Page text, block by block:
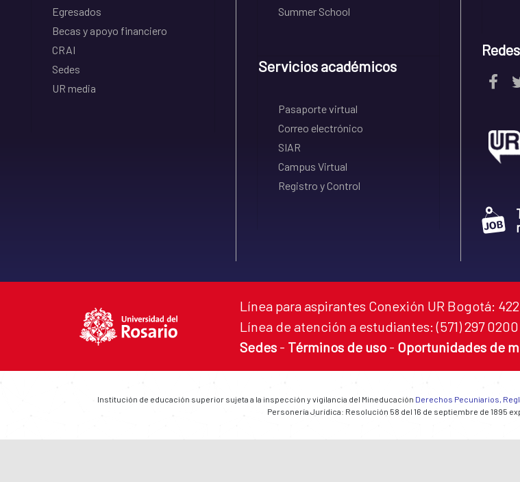
Egresados
Becas y apoyo financiero
CRAI
Sedes
UR media
Summer School
Servicios académicos
Pasaporte virtual
Correo electrónico
SIAR
Campus Virtual
Registro y Control
Línea para aspirantes Conexión UR Bogotá: 422
Línea de atención a estudiantes: (571) 297
Sedes - Términos de uso - Oportunidades de
Institución de educación superior sujeta a la inspección y vigilancia del Mineducación Derechos Pecuniarios,
Personería Jurídica: Resolución 58 del 16 de septiembre de 1895